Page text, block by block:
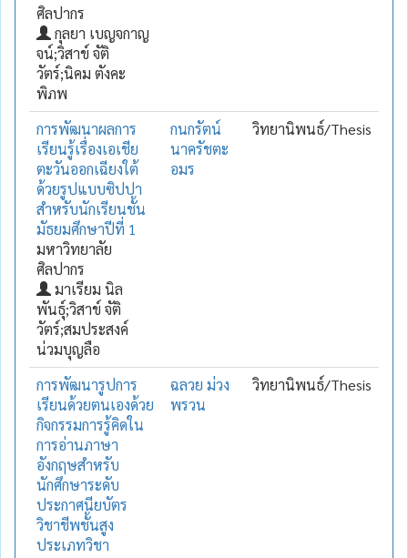
ศิลปากร
กุลยา เบญจกาญ
จน์;วิสาข์ จัติ
วัตร์;นิคม ตังคะ
พิภพ
การพัฒนาผลการ
เรียนรู้เรื่องเอเชีย
ตะวันออกเฉียงใต้
ด้วยรูปแบบซิปปา
สำหรับนักเรียนชั้น
มัธยมศึกษาปีที่ 1
มหาวิทยาลัย
ศิลปากร
มาเรียม นิล
พันธุ์;วิสาข์ จัติ
วัตร์;สมประสงค์
น่วมบุญลือ
กนกรัตน์
นาครัชตะ
อมร
วิทยานิพนธ์/Thesis
การพัฒนารูปการ
เรียนด้วยตนเองด้วย
กิจกรรมการรู้คิดใน
การอ่านภาษา
อังกฤษสำหรับ
นักศึกษาระดับ
ประกาศนียบัตร
วิชาชีพชั้นสูง
ประเภทวิชา
ฉลวย ม่วง
พรวน
วิทยานิพนธ์/Thesis